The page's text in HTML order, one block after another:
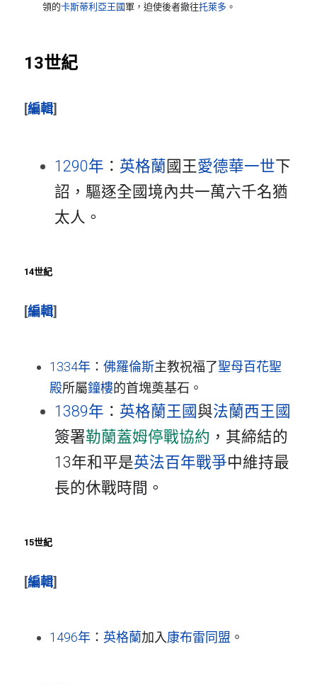
領的卡斯蒂利亞王國軍，迫使後者撤往托萊多 。
13世紀
[編輯]
1290年 ： 英格蘭國王愛德華一世下
詔，驅逐全國境內共一萬六千名猶
太人。
14世紀
[編輯]
1334年 ： 佛羅倫斯主教祝福了聖母百花聖
殿所屬鐘樓的首塊奠基石。
1389年 ： 英格蘭王國與法蘭西王國
簽署勒蘭蓋姆停戰協約 ，其締結的
13年和平是英法百年戰爭中維持最
長的休戰時間。
15世紀
[編輯]
1496年 ： 英格蘭加入康布雷同盟 。